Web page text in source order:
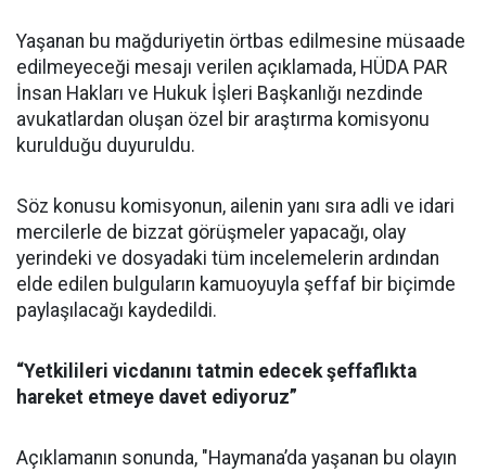
Yaşanan bu mağduriyetin örtbas edilmesine müsaade
edilmeyeceği mesajı verilen açıklamada, HÜDA PAR
İnsan Hakları ve Hukuk İşleri Başkanlığı nezdinde
avukatlardan oluşan özel bir araştırma komisyonu
kurulduğu duyuruldu.
Söz konusu komisyonun, ailenin yanı sıra adli ve idari
mercilerle de bizzat görüşmeler yapacağı, olay
yerindeki ve dosyadaki tüm incelemelerin ardından
elde edilen bulguların kamuoyuyla şeffaf bir biçimde
paylaşılacağı kaydedildi.
“Yetkilileri vicdanını tatmin edecek şeffaflıkta
hareket etmeye davet ediyoruz”
Açıklamanın sonunda, "Haymana’da yaşanan bu olayın